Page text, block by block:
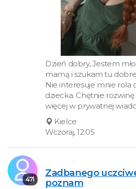
Dzień dobry, Jestem
mamą i szukam tu
Nie interesuje mnie rola
dziecka. Chętnie
więcej w prywatnej
Kielce
Wczoraj, 12:05
47l
Zadbanego
poznam